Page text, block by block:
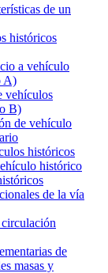
de un
históricos
a vehículo
A)
vehículos
B)
de vehículo
históricos
histórico
de la vía
de
masas y